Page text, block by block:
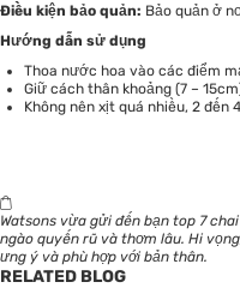
Điều kiện bảo quản: Bảo quản ở
Hướng dẫn sử dụng
Thoa nước hoa vào các điểm
Giữ cách thân khoảng (7 –
Không nên xịt quá nhiều, 2
Watsons vừa gửi đến bạn top 7
ngào quyến rũ và thơm lâu. Hi
ưng ý và phù hợp với bản thân.
RELATED BLOG